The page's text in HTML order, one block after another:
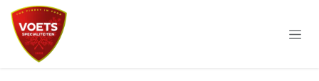
Overslaan naar inhoud